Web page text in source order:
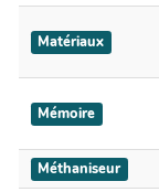
Matériaux
Mémoire
Méthaniseur